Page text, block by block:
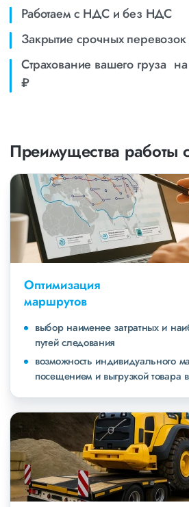
Работаем с НДС и без НДС
Закрытие срочных
Страхование вашего груза
₽
Преимущества работы
Оптимизация
маршрутов
выбор наименее затратных и
путей следования
возможность индивидуального
посещением и выгрузкой товара